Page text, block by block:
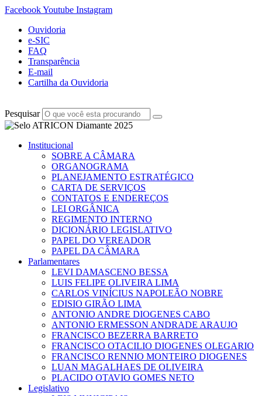
FacebookYoutube Instagram
Ouvidoria
e-SIC
FAQ
Transparência
E-mail
Cartilha da Ouvidoria
Pesquisar
Institucional
SOBRE A CÂMARA
ORGANOGRAMA
PLANEJAMENTO ESTRATÉGICO
CARTA DE SERVIÇOS
CONTATOS E ENDEREÇOS
LEI ORGÂNICA
REGIMENTO INTERNO
DICIONÁRIO LEGISLATIVO
PAPEL DO VEREADOR
PAPEL DA CÂMARA
Parlamentares
LEVI DAMASCENO BESSA
LUIS FELIPE OLIVEIRA LIMA
CARLOS VINÍCIUS NAPOLEÃO NOBRE
EDISIO GIRÃO LIMA
ANTONIO ANDRE DIOGENES CABO
ANTONIO ERMESSON ANDRADE ARAUJO
FRANCISCO BEZERRA BARRETO
FRANCISCO OTACILIO DIOGENES OLEGARIO
FRANCISCO RENNIO MONTEIRO DIOGENES
LUAN MAGALHAES DE OLIVEIRA
PLACIDO OTAVIO GOMES NETO
Legislativo